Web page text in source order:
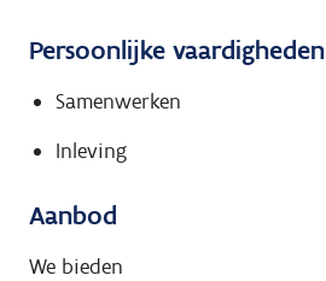
Persoonlijke vaardigheden
Samenwerken
Inleving
Aanbod
We bieden